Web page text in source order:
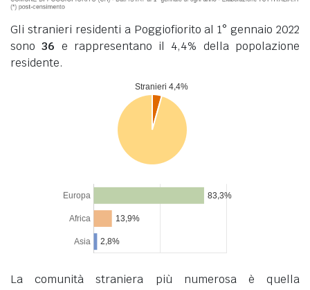
Gli stranieri residenti a Poggiofiorito al 1° gennaio 2022
sono36 e rappresentano il 4,4% della popolazione
residente.
La comunità straniera più numerosa è quella